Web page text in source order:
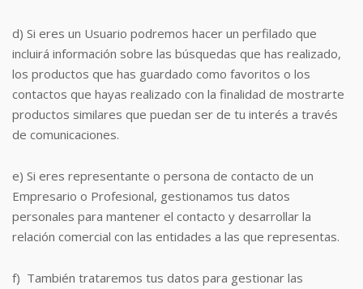
d) Si eres un Usuario podremos hacer un perfilado que
incluirá información sobre las búsquedas que has realizado,
los productos que has guardado como favoritos o los
contactos que hayas realizado con la finalidad de mostrarte
productos similares que puedan ser de tu interés a través
de comunicaciones.
e) Si eres representante o persona de contacto de un
Empresario o Profesional, gestionamos tus datos
personales para mantener el contacto y desarrollar la
relación comercial con las entidades a las que representas.
f) También trataremos tus datos para gestionar las